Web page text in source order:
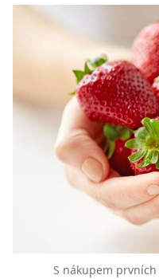
S nákupem